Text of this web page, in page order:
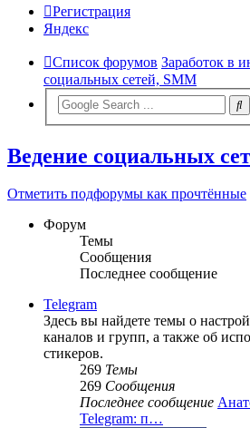
Регистрация
Яндекс
Список форумов Заработок в
социальных сетей, SMM
Ведение социальных
Отметить подфорумы как прочтённые
Форум
Темы
Сообщения
Последнее сообщение
Telegram
Здесь вы найдете темы о
каналов и групп, а также об
стикеров.
269 Темы
269 Сообщения
Последнее сообщение
Telegram: п…